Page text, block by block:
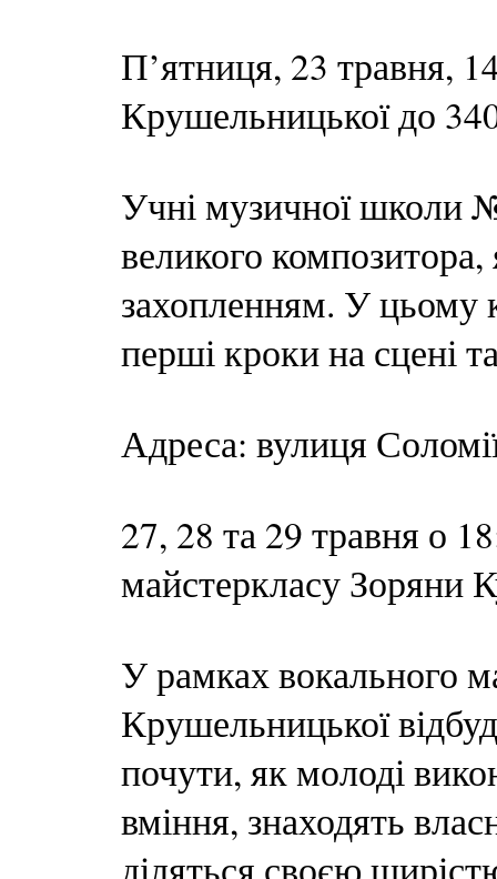
П’ятниця, 23 травня,
Крушельницької до
Учні музичної школи
великого
захопленням. У цьому
перші кроки на сцені
Адреса: вулиця
27, 28 та 29 травня о
майстеркласу Зоряни
У рамках вокального
Крушельницької
почути, як молоді
вміння, знаходять
діляться своєю